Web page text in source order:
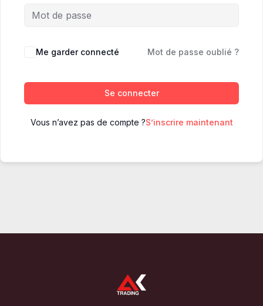
Me garder connecté Mot de passe oublié ?
Se connecter
Vous n’avez pas de compte ?S’inscrire maintenant